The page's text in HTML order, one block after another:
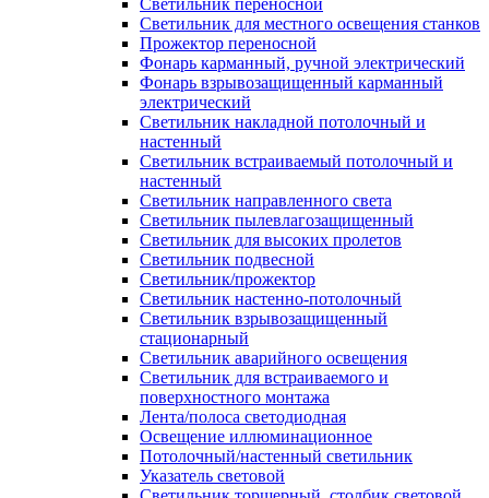
Светильник переносной
Светильник для местного освещения станков
Прожектор переносной
Фонарь карманный, ручной электрический
Фонарь взрывозащищенный карманный
электрический
Светильник накладной потолочный и
настенный
Светильник встраиваемый потолочный и
настенный
Светильник направленного света
Светильник пылевлагозащищенный
Светильник для высоких пролетов
Светильник подвесной
Светильник/прожектор
Светильник настенно-потолочный
Светильник взрывозащищенный
стационарный
Светильник аварийного освещения
Светильник для встраиваемого и
поверхностного монтажа
Лента/полоса светодиодная
Освещение иллюминационное
Потолочный/настенный светильник
Указатель световой